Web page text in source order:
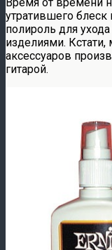
утратившего
полироль для
изделиями. Кстати,
аксессуаров
гитарой.